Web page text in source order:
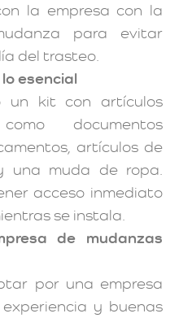
la empresa con la
para evitar
del trasteo.
esencial
un kit con artículos
como documentos
artículos de
una muda de ropa.
acceso inmediato
se instala.
de mudanzas
por una empresa
y buenas